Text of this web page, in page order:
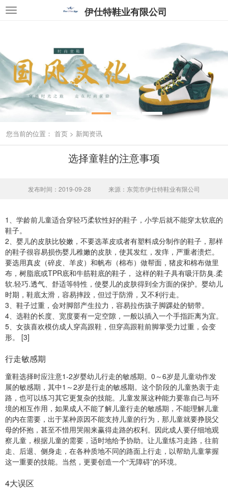
伊仕特鞋业有限公司
您当前的位置： 首页 > 新闻资讯
选择童鞋的注意事项
发布时间：2019-09-28 来源：东莞市伊仕特鞋业有限公司
1、学龄前儿童适合穿轻巧柔软性好的鞋子，小学后就不能穿太软底的
鞋子。
2、婴儿的皮肤比较嫩，不要选革皮或者有塑料成分制作的鞋子，那样
的鞋子很容易损伤婴儿稚嫩的皮肤，使其发红，发痒，严重者溃烂。
要选用真皮（碎皮、羊皮）和帆布（棉布）做帮面，猪皮和棉布做里
布，树脂底或TPR底和牛筋鞋底的鞋子， 这样的鞋子具有吸汗防臭.柔
软.轻巧.透气、舒适等特性，使婴儿的皮肤得到全方面的保护。婴幼儿
时期，鞋底太滑，容易摔跤，但过于防滑，又不利行走。
3、鞋子过重，会对脚部产生拉力，容易拉伤孩子脚踝处的韧带。
4、选鞋的长度、宽度要有一定空隙，一般以插入一个手指距离为宜。
5、女孩喜欢模仿成人穿高跟鞋，但穿高跟鞋前脚掌受力过重，会变
形。 [3]
行走敏感期
童鞋选择时应注意1-2岁婴幼儿行走的敏感期。0～6岁是儿童动作发
展的敏感期，其中1～2岁是行走的敏感期。这个阶段的儿童热衷于走
路，也可以练习其它更复杂的技能。儿童发展这种能力要靠自己与环
境的相互作用，如果成人不能了解儿童行走的敏感期，不能理解儿童
的内在需要，出于某种原因不能支持儿童的行为，那儿童就要挣脱父
母的怀抱，甚至不惜用哭闹来赢得走路的权利。因此成人要仔细地观
察儿童，根据儿童的需要，适时地给予协助。让儿童练习走路，往前
走、后退、侧身走，在各种质地不同的路面上行走，以帮助儿童掌握
这一重要的技能。当然，更要创造一个“无障碍”的环境。
4大误区